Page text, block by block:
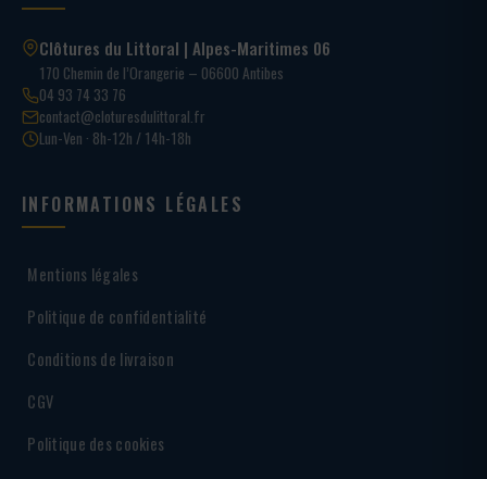
Clôtures du Littoral | Alpes-Maritimes 06
170 Chemin de l’Orangerie – 06600 Antibes
04 93 74 33 76
contact@cloturesdulittoral.fr
Lun-Ven · 8h-12h / 14h-18h
INFORMATIONS LÉGALES
Mentions légales
Politique de confidentialité
Conditions de livraison
CGV
Politique des cookies